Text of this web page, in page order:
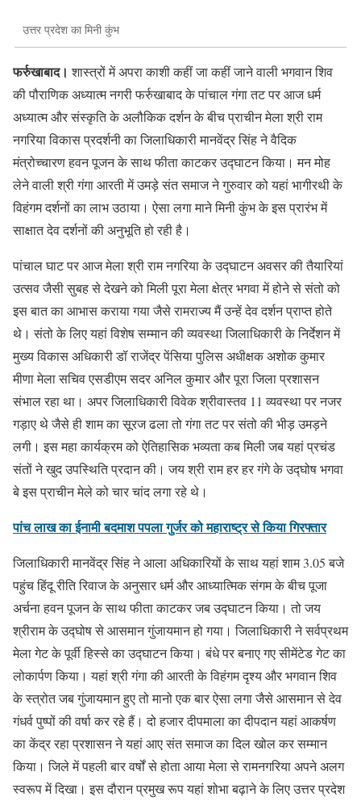
उत्तर प्रदेश का मिनी कुंभ
फर्रुखाबाद। शास्त्रों में अपरा काशी कहीं जा कहीं जाने वाली भगवान शिव
की पौराणिक अध्यात्म नगरी फर्रुखाबाद के पांचाल गंगा तट पर आज धर्म
अध्यात्म और संस्कृति के अलौकिक दर्शन के बीच प्राचीन मेला श्री राम
नगरिया विकास प्रदर्शनी का जिलाधिकारी मानवेंद्र सिंह ने वैदिक
मंत्रोच्चारण हवन पूजन के साथ फीता काटकर उद्घाटन किया। मन मोह
लेने वाली श्री गंगा आरती में उमड़े संत समाज ने गुरुवार को यहां भागीरथी के
विहंगम दर्शनों का लाभ उठाया। ऐसा लगा माने मिनी कुंभ के इस प्रारंभ में
साक्षात देव दर्शनों की अनुभूति हो रही है।
पांचाल घाट पर आज मेला श्री राम नगरिया के उद्घाटन अवसर की तैयारियां
उत्सव जैसी सुबह से देखने को मिली पूरा मेला क्षेत्र भगवा में होने से संतो को
इस बात का आभास कराया गया जैसे रामराज्य मैं उन्हें देव दर्शन प्राप्त होते
थे। संतो के लिए यहां विशेष सम्मान की व्यवस्था जिलाधिकारी के निर्देशन में
मुख्य विकास अधिकारी डॉ राजेंद्र पेंसिया पुलिस अधीक्षक अशोक कुमार
मीणा मेला सचिव एसडीएम सदर अनिल कुमार और पूरा जिला प्रशासन
संभाल रहा था। अपर जिलाधिकारी विवेक श्रीवास्तव 11 व्यवस्था पर नजर
गड़ाए थे जैसे ही शाम का सूरज ढला तो गंगा तट पर संतो की भीड़ उमड़ने
लगी। इस महा कार्यक्रम को ऐतिहासिक भव्यता कब मिली जब यहां प्रचंड
संतों ने खुद उपस्थिति प्रदान की। जय श्री राम हर हर गंगे के उद्घोष भगवा
बे इस प्राचीन मेले को चार चांद लगा रहे थे।
पांच लाख का ईनामी बदमाश पपला गुर्जर को महाराष्ट्र से किया गिरफ्तार
जिलाधिकारी मानवेंद्र सिंह ने आला अधिकारियों के साथ यहां शाम 3.05 बजे
पहुंच हिंदू रीति रिवाज के अनुसार धर्म और आध्यात्मिक संगम के बीच पूजा
अर्चना हवन पूजन के साथ फीता काटकर जब उद्घाटन किया। तो जय
श्रीराम के उद्घोष से आसमान गुंजायमान हो गया। जिलाधिकारी ने सर्वप्रथम
मेला गेट के पूर्वी हिस्से का उद्घाटन किया। बंधे पर बनाए गए सीमेंटेड गेट का
लोकार्पण किया। यहां श्री गंगा की आरती के विहंगम दृश्य और भगवान शिव
के स्त्रोत जब गुंजायमान हुए तो मानो एक बार ऐसा लगा जैसे आसमान से देव
गंधर्व पुष्पों की वर्षा कर रहे हैं। दो हजार दीपमाला का दीपदान यहां आकर्षण
का केंद्र रहा प्रशासन ने यहां आए संत समाज का दिल खोल कर सम्मान
किया। जिले में पहली बार वर्षों से होता आया मेला से रामनगरिया अपने अलग
स्वरूप में दिखा। इस दौरान प्रमुख रूप यहां शोभा बढ़ाने के लिए उत्तर प्रदेश